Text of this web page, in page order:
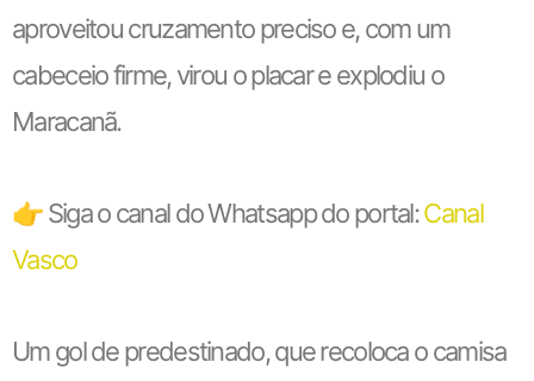
aproveitou cruzamento preciso e, com um
cabeceio firme, virou o placar e explodiu o
Maracanã.
👉 Siga o canal do Whatsapp do portal:Canal
Vasco
Um gol de predestinado, que recoloca o camisa